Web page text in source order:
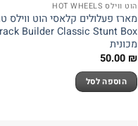
הוט ווילס HOT WHEELS
מכונית
50.00 ₪
הוספה לסל